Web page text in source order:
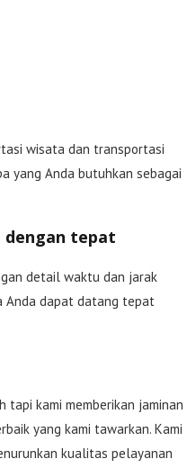
wisata dan transportasi
yang Anda butuhkan sebagai
dengan tepat
detail waktu dan jarak
Anda dapat datang tepat
tapi kami memberikan jaminan
yang kami tawarkan. Kami
kualitas pelayanan